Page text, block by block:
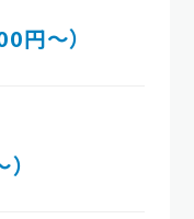
円～）